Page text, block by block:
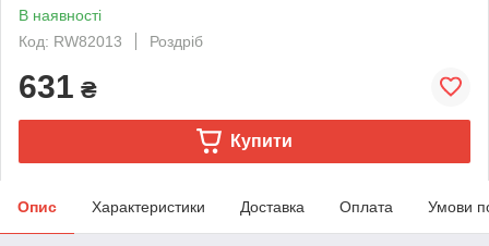
В наявності
Код: RW82013
Роздріб
631 ₴
Купити
Опис Характеристики Доставка Оплата Умови